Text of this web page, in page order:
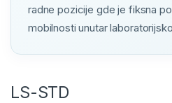
radne pozicije gde je fiksna
mobilnosti unutar
LS-STD